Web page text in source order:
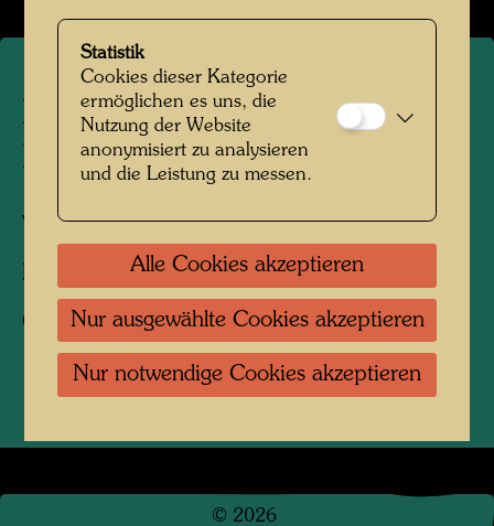
Hundertwassers erster
Besuch des Giardino Eden
Venedig, 1979
Fotograf: Unbekannt Unknown
Copyright:Hundertwasser Archiv
© 2026
Statistik
Cookies dieser Kategorie
ermöglichen es uns, die
Nutzung der Website
anonymisiert zu analysieren
und die Leistung zu messen.
Alle Cookies akzeptieren
Nur ausgewählte Cookies akzeptieren
Nur notwendige Cookies akzeptieren